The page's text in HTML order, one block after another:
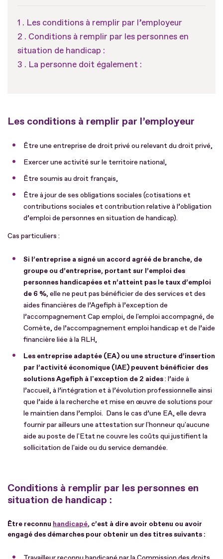
Les conditions à remplir par l’employeur
Conditions à remplir par les personnes en
situation de handicap :
La personne doit également :
Les conditions à remplir par l’employeur
Être une entreprise de droit privé ou relevant du droit privé,
Exercer une activité sur le territoire national,
Être soumis au droit français,
Être à jour de ses obligations sociales (cotisations et
contributions sociales et contribution relative à l’obligation
d’emploi de personnes en situation de handicap).
Cas particuliers :
Si l’entreprise a signé un accord agréé de branche, de
groupe ou d’entreprise, portant sur l’emploi des
personnes handicapées et n’atteint pas le taux d’emploi
de 6 %, elle ne peut pas bénéficier de des services et des
aides financières de l’Agefiph à l’exception de
l’accompagnement Cap emploi, de l'emploi accompagné, de
Comète, de l’accompagnement emploi handicap et de l’aide
financière liée à la RLH,
Les entreprise adaptée (EA) ou une structure d’insertion
par l’activité économique (IAE) peuvent bénéficier des
solutions Agefiph à l'exception de 2 aides: l’aide à
l’accueil, à l’intégration et à l’évolution professionnelle ainsi
que l’aide à la recherche et mise en œuvre de solutions pour
le maintien dans l’emploi. Dans le cas d’une EA, elle devra
fournir par ailleurs une attestation sur l'honneur qu'aucune
aide au poste de l'Etat ne couvre les coûts qui justifient la
sollicitation de l'aide ou du service demandée.
Conditions à remplir par les personnes en
situation de handicap :
Être reconnu handicapé, c’est à dire avoir obtenu ou avoir
engagé des démarches pour obtenir un des titres suivants :